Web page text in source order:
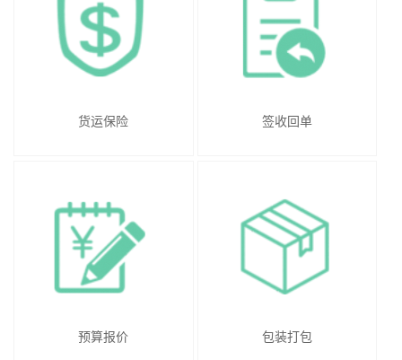
货运保险 签收回单
预算报价 包装打包